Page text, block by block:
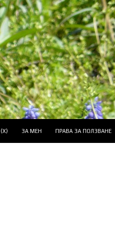
ЗА МЕН ПРАВА ЗА ПОЛЗВАНЕ